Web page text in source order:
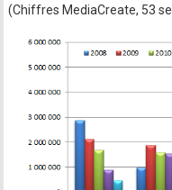
(Chiffres MediaCreate, 53